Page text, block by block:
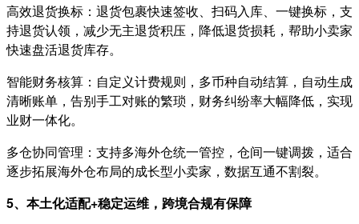
高效退货换标：退货包裹快速签收、扫码入库、一键换标，支
持退货认领，减少无主退货积压，降低退货损耗，帮助小卖家
快速盘活退货库存。
智能财务核算：自定义计费规则，多币种自动结算，自动生成
清晰账单，告别手工对账的繁琐，财务纠纷率大幅降低，实现
业财一体化。
多仓协同管理：支持多海外仓统一管控，仓间一键调拨，适合
逐步拓展海外仓布局的成长型小卖家，数据互通不割裂。
5、本土化适配+稳定运维，跨境合规有保障